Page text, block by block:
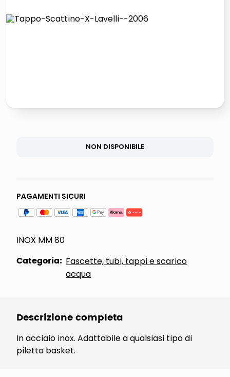
elenco telefonico
NON DISPONIBILE
PAGAMENTI SICURI
INOX MM 80
Categoria: Fascette, tubi, tappi e scarico
acqua
Descrizione completa
In acciaio inox. Adattabile a qualsiasi tipo di
piletta basket.